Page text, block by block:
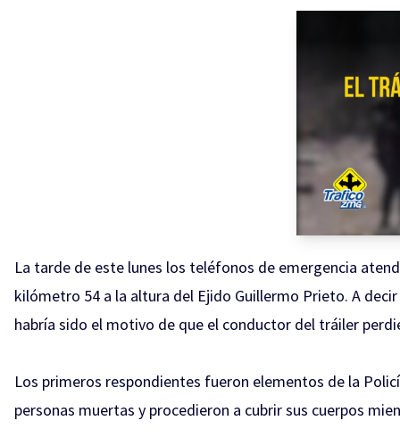
La tarde de este lunes los teléfonos de emergencia
kilómetro 54 a la altura del Ejido Guillermo Prieto. A
habría sido el motivo de que el conductor del tráiler
Los primeros respondientes fueron elementos de la
personas muertas y procedieron a cubrir sus cuerpos